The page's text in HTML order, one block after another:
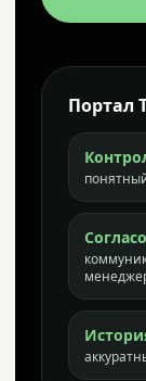
Портал